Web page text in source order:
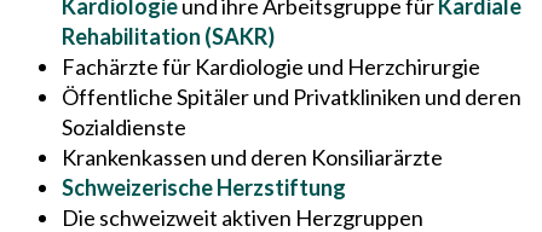
Kardiologieund ihre Arbeitsgruppe fürKardiale
Rehabilitation (SAKR)
Fachärzte für Kardiologie und Herzchirurgie
Öffentliche Spitäler und Privatkliniken und deren
Sozialdienste
Krankenkassen und deren Konsiliarärzte
Schweizerische Herzstiftung
Die schweizweit aktiven Herzgruppen